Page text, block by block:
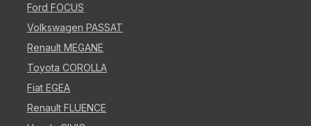
Ford FOCUS
Volkswagen PASSAT
Renault MEGANE
Toyota COROLLA
Fiat EGEA
Renault FLUENCE